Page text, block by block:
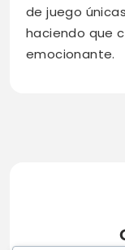
de juego
haciendo que
emocionante.